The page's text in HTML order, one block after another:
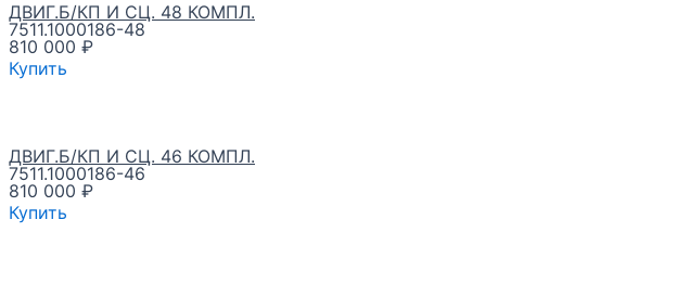
ДВИГ.Б/КП И СЦ. 48 КОМПЛ.
7511.1000186-48
810 000 ₽
Купить
ДВИГ.Б/КП И СЦ. 46 КОМПЛ.
7511.1000186-46
810 000 ₽
Купить